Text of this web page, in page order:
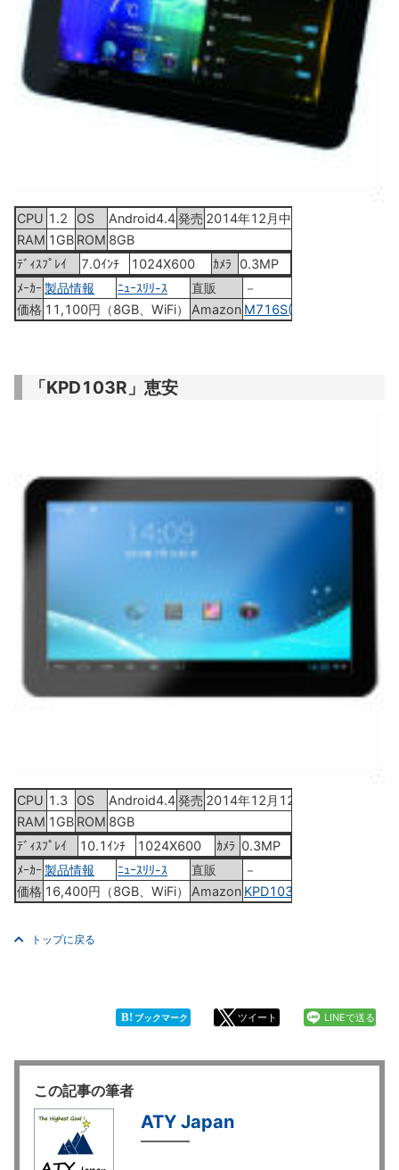
CPU 1.2 OS Android4.4発売 2014年12月中旬
RAM 1GB ROM 8GB
ﾃﾞｨｽﾌﾟﾚｲ
7.0ｲﾝﾁ 1024X600 ｶﾒﾗ
0.3MP
ﾒｰｶｰ 製品情報 ﾆｭｰｽﾘﾘ-ｽ 直販
－
価格 11,100円（8GB、WiFi） Amazon M716S(16GB)
「KPD103R」恵安
CPU 1.3 OS Android4.4発売 2014年12月12日
RAM 1GB ROM 8GB
ﾃﾞｨｽﾌﾟﾚｲ
10.1ｲﾝﾁ 1024X600 ｶﾒﾗ 0.3MP
ﾒｰｶｰ 製品情報 ﾆｭｰｽﾘﾘ-ｽ 直販
－
価格 16,400円（8GB、WiFi） Amazon KPD103R
トップに戻る
B! ブックマーク ツイート LINEで送る
この記事の筆者
ATY Japan